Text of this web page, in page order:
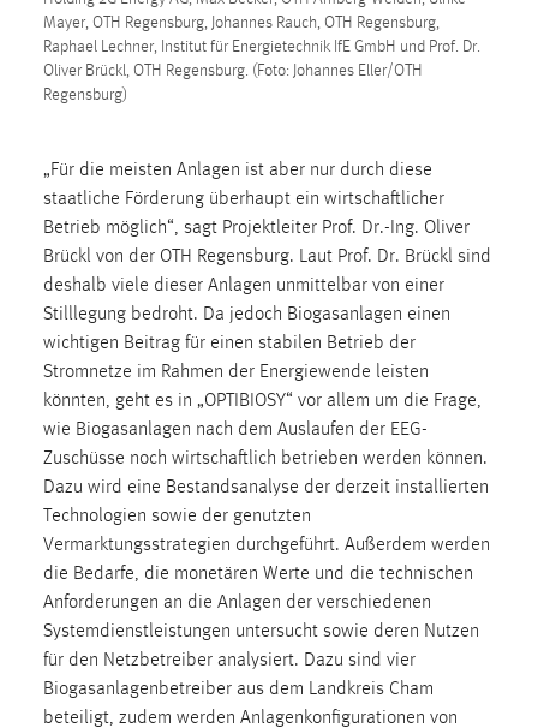
Mayer, OTH Regensburg, Johannes Rauch, OTH Regensburg,
Raphael Lechner, Institut für Energietechnik IfE GmbH und Prof. Dr.
Oliver Brückl, OTH Regensburg. (Foto: Johannes Eller/OTH
Regensburg)
„Für die meisten Anlagen ist aber nur durch diese
staatliche Förderung überhaupt ein wirtschaftlicher
Betrieb möglich“, sagt Projektleiter Prof. Dr.-Ing. Oliver
Brückl von der OTH Regensburg. Laut Prof. Dr. Brückl sind
deshalb viele dieser Anlagen unmittelbar von einer
Stilllegung bedroht. Da jedoch Biogasanlagen einen
wichtigen Beitrag für einen stabilen Betrieb der
Stromnetze im Rahmen der Energiewende leisten
könnten, geht es in „OPTIBIOSY“ vor allem um die Frage,
wie Biogasanlagen nach dem Auslaufen der EEG-
Zuschüsse noch wirtschaftlich betrieben werden können.
Dazu wird eine Bestandsanalyse der derzeit installierten
Technologien sowie der genutzten
Vermarktungsstrategien durchgeführt. Außerdem werden
die Bedarfe, die monetären Werte und die technischen
Anforderungen an die Anlagen der verschiedenen
Systemdienstleistungen untersucht sowie deren Nutzen
für den Netzbetreiber analysiert. Dazu sind vier
Biogasanlagenbetreiber aus dem Landkreis Cham
beteiligt, zudem werden Anlagenkonfigurationen von
Jahre, MIBEW_UserID = 1 Jahr
Login
fe_user, be_user, be_lastLoginProvider
Zweck:
Dieser Cookie ist notwendig um sich an der Website
einloggen zu können.
Cookie Laufzeit:
24 Stunden
STATISTIK
Statistik Cookies erfassen Informationen anonym.
Diese Informationen helfen uns zu verstehen, wie
unsere Besucher unsere Website nutzen.
Matomo
Name:
_pk_ref, _pk_cvar, _pk_id, _pk_ses
Zweck: